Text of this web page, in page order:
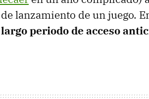
lanzamiento de un juego.
periodo de acceso